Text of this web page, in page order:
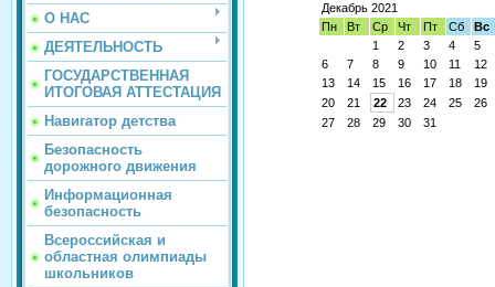
О НАС
ДЕЯТЕЛЬНОСТЬ
ГОСУДАРСТВЕННАЯ
ИТОГОВАЯ АТТЕСТАЦИЯ
Навигатор детства
Безопасность
дорожного движения
Информационная
безопасность
Всероссийская и
областная олимпиады
школьников
Декабрь 2021
Пн
Вт Ср Чт Пт Сб
Вс
1
2 3 4
5
6
7 8 9 10 11
12
13
14 15 16 17 18
19
20
21 22 23 24 25
26
27
28 29 30 31